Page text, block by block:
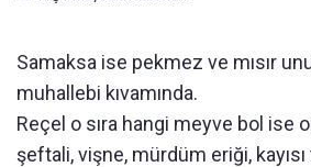
Samaksa ise pekmez ve mısır
muhallebi kıvamında.
Reçel o sıra hangi meyve bol ise
şeftali, vişne, mürdüm eriği,